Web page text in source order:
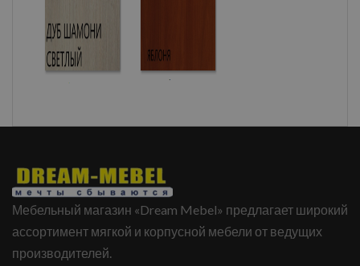
Мебельный магазин «Dream Mebel» предлагает широкий
ассортимент мягкой и корпусной мебели от ведущих
производителей.